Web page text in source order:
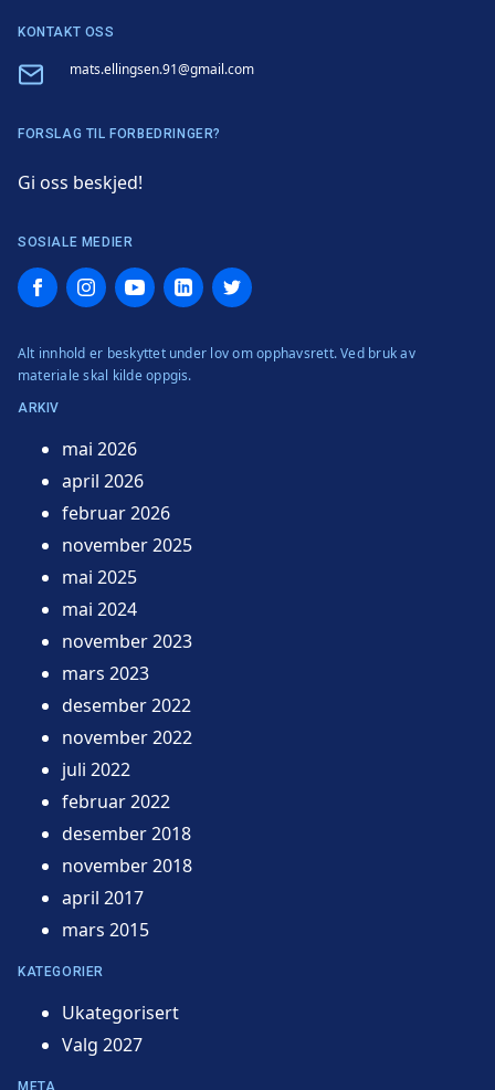
KONTAKT OSS
Email mats.ellingsen.91@gmail.com
FORSLAG TIL FORBEDRINGER?
Gi oss beskjed!
SOSIALE MEDIER
FacebookInstagramYouTubeLinkedInTwitter
Alt innhold er beskyttet under lov om opphavsrett. Ved bruk av
materiale skal kilde oppgis.
ARKIV
mai 2026
april 2026
februar 2026
november 2025
mai 2025
mai 2024
november 2023
mars 2023
desember 2022
november 2022
juli 2022
februar 2022
desember 2018
november 2018
april 2017
mars 2015
KATEGORIER
Ukategorisert
Valg 2027
META